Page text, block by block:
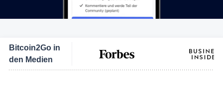
Bitcoin2Go in
den Medien